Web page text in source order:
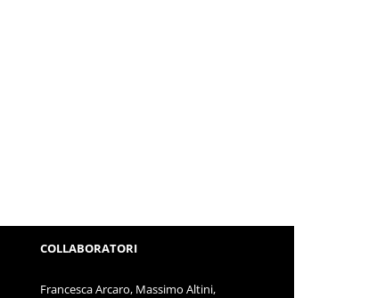
COLLABORATORI
Francesca Arcaro, Massimo Altini,